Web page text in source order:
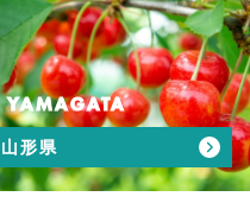
YAMAGATA
山形県